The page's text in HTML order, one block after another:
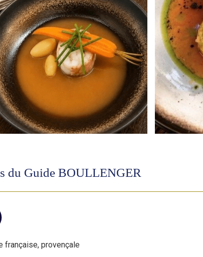
du Guide BOULLENGER
française, provençale